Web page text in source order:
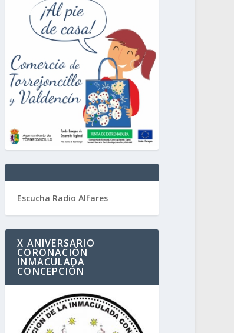
Escucha Radio Alfares
X ANIVERSARIO
CORONACIÓN
INMACULADA
CONCEPCIÓN